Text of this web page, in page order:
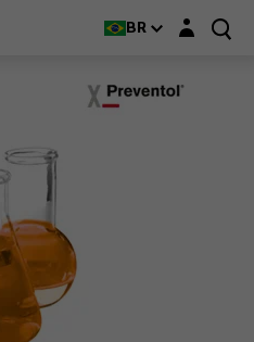
BR Login layer